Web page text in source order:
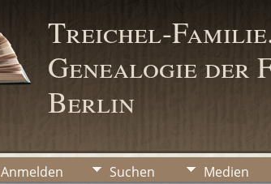
Treichel-
Genealogie der
Berlin
Anmelden Suchen Medien